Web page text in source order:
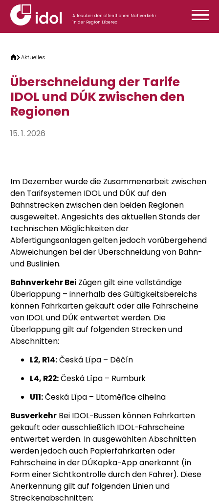
Zum Inhalt springen
Alles über den öffentlichen Nahverkehr
in der Region Liberec
Aktuelles
Überschneidung der Tarife
IDOL und DÚK zwischen den
Regionen
15. 1. 2026
Im Dezember wurde die Zusammenarbeit zwischen
den Tarifsystemen IDOL und DÚK auf den
Bahnstrecken zwischen den beiden Regionen
ausgeweitet. Angesichts des aktuellen Stands der
technischen Möglichkeiten der
Abfertigungsanlagen gelten jedoch vorübergehend
Abweichungen bei der Überschneidung von Bahn-
und Buslinien.
Bahnverkehr Bei Zügen gilt eine vollständige
Überlappung – innerhalb des Gültigkeitsbereichs
können Fahrkarten gekauft oder alle Fahrscheine
von IDOL und DÚK entwertet werden. Die
Überlappung gilt auf folgenden Strecken und
Abschnitten:
L2, R14:Česká Lípa – Děčín
L4, R22:Česká Lípa – Rumburk
U11:Česká Lípa – Litoměřice cihelna
Busverkehr Bei IDOL-Bussen können Fahrkarten
gekauft oder ausschließlich IDOL-Fahrscheine
entwertet werden. In ausgewählten Abschnitten
werden jedoch auch Papierfahrkarten oder
Fahrscheine in der DÚKapka-App anerkannt (in
Form einer Sichtkontrolle durch den Fahrer). Diese
Anerkennung gilt auf folgenden Linien und
Streckenabschnitten: